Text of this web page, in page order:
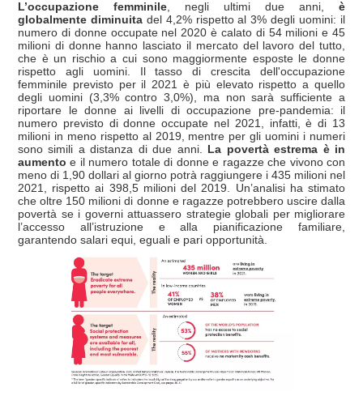
L’occupazione femminile , negli ultimi due anni, è
globalmente diminuitadel 4,2% rispetto al 3% degli uomini: il
numero di donne occupate nel 2020 è calato di 54 milioni e 45
milioni di donne hanno lasciato il mercato del lavoro del tutto,
che è un rischio a cui sono maggiormente esposte le donne
rispetto agli uomini. Il tasso di crescita dell'occupazione
femminile previsto per il 2021 è più elevato rispetto a quello
degli uomini (3,3% contro 3,0%), ma non sarà sufficiente a
riportare le donne ai livelli di occupazione pre-pandemia: il
numero previsto di donne occupate nel 2021, infatti, è di 13
milioni in meno rispetto al 2019, mentre per gli uomini i numeri
sono simili a distanza di due anni. La povertà estrema è in
aumento e il numero totale di donne e ragazze che vivono con
meno di 1,90 dollari al giorno potrà raggiungere i 435 milioni nel
2021, rispetto ai 398,5 milioni del 2019. Un’analisi ha stimato
che oltre 150 milioni di donne e ragazze potrebbero uscire dalla
povertà se i governi attuassero strategie globali per migliorare
l’accesso all’istruzione e alla pianificazione familiare,
garantendo salari equi, eguali e pari opportunità.